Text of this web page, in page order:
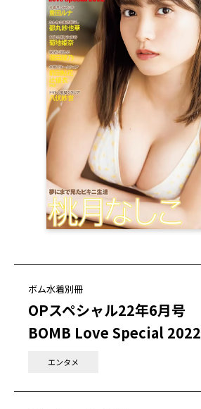
ボム水着別冊
OPスペシャル22年6月号
BOMB Love Special 2022
エンタメ